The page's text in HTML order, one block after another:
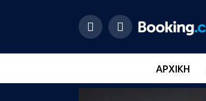
ΑΡΧΙΚΉ